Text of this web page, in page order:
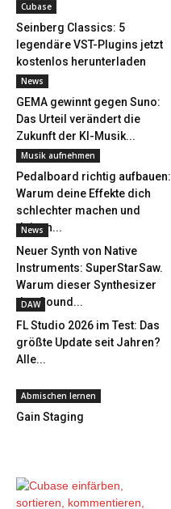
Cubase
Seinberg Classics: 5
legendäre VST-Plugins jetzt
kostenlos herunterladen
News
GEMA gewinnt gegen Suno:
Das Urteil verändert die
Zukunft der KI-Musik...
Musik aufnehmen
Pedalboard richtig aufbauen:
Warum deine Effekte dich
schlechter machen und
deinen...
News
Neuer Synth von Native
Instruments: SuperStarSaw.
Warum dieser Synthesizer
den Sound...
DAW
FL Studio 2026 im Test: Das
größte Update seit Jahren?
Alle...
Abmischen lernen
Gain Staging